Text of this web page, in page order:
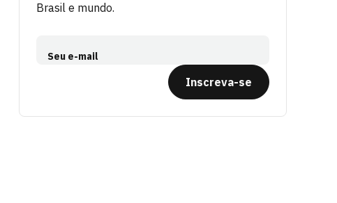
Brasil e mundo.
Seu e-mail
Inscreva-se